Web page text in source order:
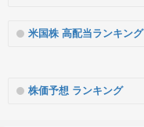
米国株 高配当ランキング
株価予想 ランキング